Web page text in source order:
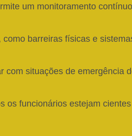
um monitoramento
barreiras físicas e
com situações de emergência
os funcionários estejam